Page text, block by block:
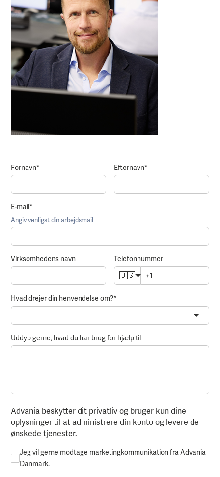
Fornavn* Efternavn*
E-mail*
Angiv venligst din arbejdsmail
Virksomhedens navn Telefonnummer
🇺🇸
Hvad drejer din henvendelse om?*
Uddyb gerne, hvad du har brug for hjælp til
Advania beskytter dit privatliv og bruger kun dine
oplysninger til at administrere din konto og levere de
ønskede tjenester.
Jeg vil gerne modtage marketingkommunikation fra Advania
Danmark.